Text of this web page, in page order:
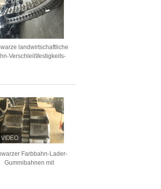
landwirtschaftliche
Verschleißfestigkeits-
auf
Farbbahn-Lader-
Gummibahnen mit